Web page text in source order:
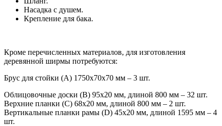
Насадка с душем.
Крепление для бака.
Кроме перечисленных материалов, для изготовления
деревянной ширмы потребуются:
Брус для стойки (A) 1750х70х70 мм – 3 шт.
Облицовочные доски (B) 95х20 мм, длиной 800 мм – 32 шт.
Верхние планки (C) 68х20 мм, длиной 800 мм – 2 шт.
Вертикальные планки рамы (D) 45х20 мм, длиной 1595 мм – 4
шт.